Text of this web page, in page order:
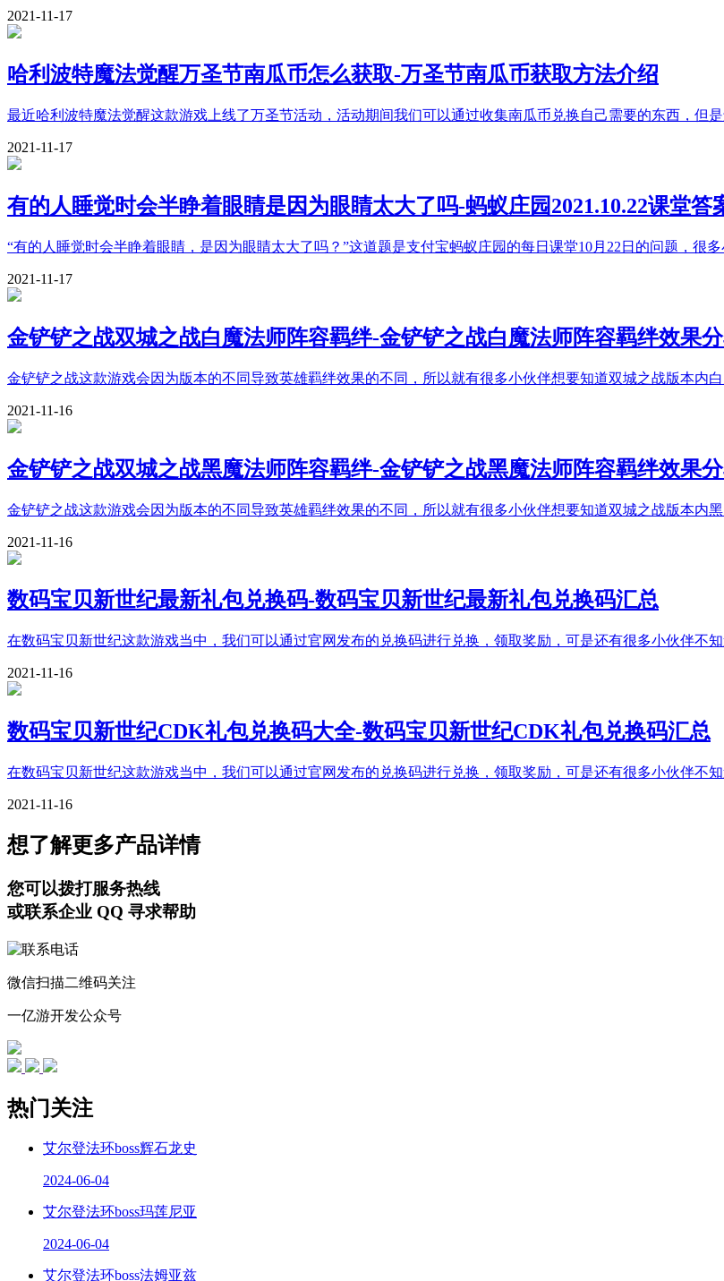
2021-11-17
哈利波特魔法觉醒万圣节南瓜币怎么获取-万圣节南瓜币获取方法介绍
最近哈利波特魔法觉醒这款游戏上线了万圣节活动，活动期间我们可以通过收集南瓜币兑换自己需要的东西，但
2021-11-17
有的人睡觉时会半睁着眼睛是因为眼睛太大了吗-蚂蚁庄园2021.10.22课堂答
“有的人睡觉时会半睁着眼睛，是因为眼睛太大了吗？”这道题是支付宝蚂蚁庄园的每日课堂10月22日的问题，很
2021-11-17
金铲铲之战双城之战白魔法师阵容羁绊-金铲铲之战白魔法师阵容羁绊效果
金铲铲之战这款游戏会因为版本的不同导致英雄羁绊效果的不同，所以就有很多小伙伴想要知道双城之战版本内
2021-11-16
金铲铲之战双城之战黑魔法师阵容羁绊-金铲铲之战黑魔法师阵容羁绊效果
金铲铲之战这款游戏会因为版本的不同导致英雄羁绊效果的不同，所以就有很多小伙伴想要知道双城之战版本内
2021-11-16
数码宝贝新世纪最新礼包兑换码-数码宝贝新世纪最新礼包兑换码汇总
在数码宝贝新世纪这款游戏当中，我们可以通过官网发布的兑换码进行兑换，领取奖励，可是还有很多小伙伴不
2021-11-16
数码宝贝新世纪CDK礼包兑换码大全-数码宝贝新世纪CDK礼包兑换码汇总
在数码宝贝新世纪这款游戏当中，我们可以通过官网发布的兑换码进行兑换，领取奖励，可是还有很多小伙伴不
2021-11-16
想了解更多产品详情
您可以拨打服务热线
或联系企业 QQ 寻求帮助
微信扫描二维码关注
一亿游开发公众号
热门关注
艾尔登法环boss辉石龙史
2024-06-04
艾尔登法环boss玛莲尼亚
2024-06-04
艾尔登法环boss法姆亚兹